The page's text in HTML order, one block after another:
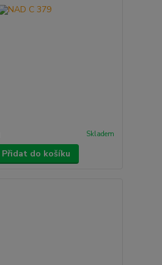
Skladem
Přidat do košíku